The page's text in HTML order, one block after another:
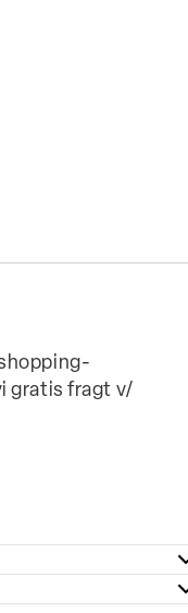
gratis fragt v/